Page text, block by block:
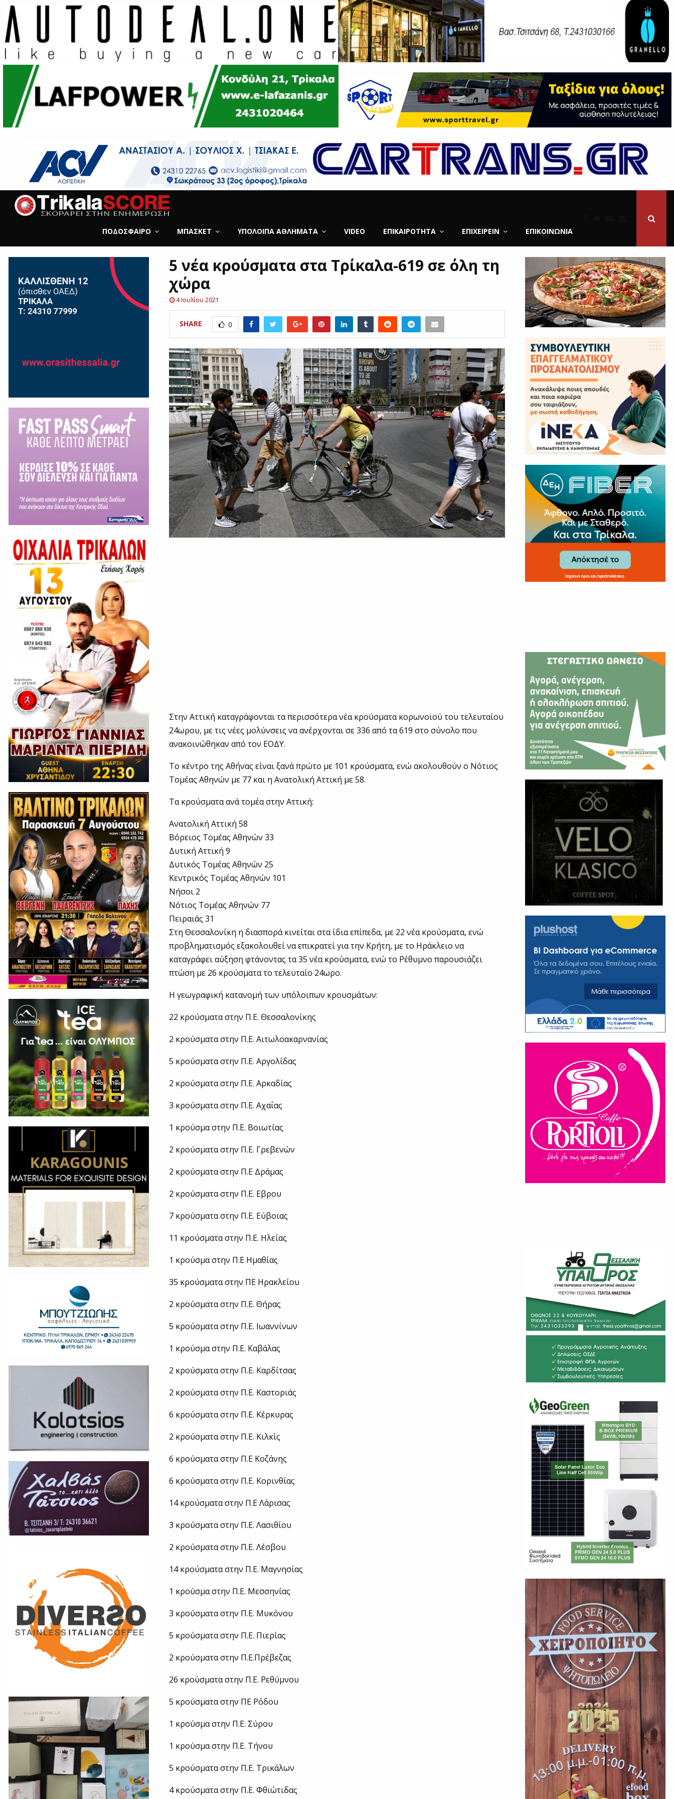
ΠΟΔΌΣΦΑΙΡΟ ΜΠΆΣΚΕΤ ΥΠΌΛΟΙΠΑ ΑΘΛΉΜΑΤΑ VIDEO ΕΠΙΚΑΙΡΌΤΗΤΑ ΕΠΙΧΕΙΡΕΙΝ ΕΠΙΚΟΙΝΩΝΊΑ
5 νέα κρούσματα στα Τρίκαλα-619 σε όλη τη
χώρα
4 Ιουλίου 2021
SHARE 0
Στην Αττική καταγράφονται τα περισσότερα νέα κρούσματα κορωνοϊού του τελευταίου
24ωρου, με τις νέες μολύνσεις να ανέρχονται σε 336 από τα 619 στο σύνολο που
ανακοινώθηκαν από τον ΕΟΔΥ.
Το κέντρο της Αθήνας είναι ξανά πρώτο με 101 κρούσματα, ενώ ακολουθούν ο Νότιος
Τομέας Αθηνών με 77 και η Ανατολική Αττική με 58.
Τα κρούσματα ανά τομέα στην Αττική:
Ανατολική Αττική 58
Βόρειος Τομέας Αθηνών 33
Δυτική Αττική 9
Δυτικός Τομέας Αθηνών 25
Κεντρικός Τομέας Αθηνών 101
Νήσοι 2
Νότιος Τομέας Αθηνών 77
Πειραιάς 31
Στη Θεσσαλονίκη η διασπορά κινείται στα ίδια επίπεδα, με 22 νέα κρούσματα, ενώ
προβληματισμός εξακολουθεί να επικρατεί για την Κρήτη, με το Ηράκλειο να
καταγράφει αύξηση φτάνοντας τα 35 νέα κρούσματα, ενώ το Ρέθυμνο παρουσιάζει
πτώση με 26 κρούσματα το τελευταίο 24ωρο.
Η γεωγραφική κατανομή των υπόλοιπων κρουσμάτων:
22 κρούσματα στην Π.Ε. Θεσσαλονίκης
2 κρούσματα στην Π.Ε. Αιτωλοακαρνανίας
5 κρούσματα στην Π.Ε. Αργολίδας
2 κρούσματα στην Π.Ε. Αρκαδίας
3 κρούσματα στην Π.Ε. Αχαΐας
1 κρούσμα στην Π.Ε. Βοιωτίας
2 κρούσματα στην Π.Ε. Γρεβενών
2 κρούσματα στην Π.Ε Δράμας
2 κρούσματα στην Π.Ε. Εβρου
7 κρούσματα στην Π.Ε. Εύβοιας
11 κρούσματα στην Π.Ε. Ηλείας
1 κρούσμα στην Π.Ε Ημαθίας
35 κρούσματα στην ΠΕ Ηρακλείου
2 κρούσματα στην Π.Ε. Θήρας
5 κρούσματα στην Π.Ε. Ιωαννίνων
1 κρούσμα στην Π.Ε. Καβάλας
2 κρούσματα στην Π.Ε. Καρδίτσας
2 κρούσματα στην Π.Ε. Καστοριάς
6 κρούσματα στην Π.Ε. Κέρκυρας
2 κρούσματα στην Π.Ε. Κιλκίς
6 κρούσματα στην Π.Ε Κοζάνης
6 κρούσματα στην Π.Ε. Κορινθίας
14 κρούσματα στην Π.Ε Λάρισας
3 κρούσματα στην Π.Ε. Λασιθίου
2 κρούσματα στην Π.Ε. Λέσβου
14 κρούσματα στην Π.Ε. Μαγνησίας
1 κρούσμα στην Π.Ε. Μεσσηνίας
3 κρούσματα στην Π.Ε. Μυκόνου
5 κρούσματα στην Π.Ε. Πιερίας
2 κρούσματα στην Π.Ε.Πρέβεζας
26 κρούσματα στην Π.Ε. Ρεθύμνου
5 κρούσματα στην ΠΕ Ρόδου
1 κρούσμα στην Π.Ε. Σύρου
1 κρούσμα στην Π.Ε. Τήνου
5 κρούσματα στην Π.Ε. Τρικάλων
4 κρούσματα στην Π.Ε. Φθιώτιδας